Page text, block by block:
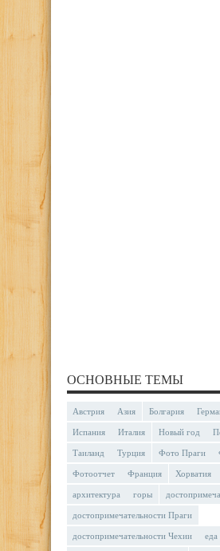
ОСНОВНЫЕ ТЕМЫ
Австрия Азия Болгария
Испания Италия Новый год
Таиланд Турция Фото Праги
Фотоотчет Франция Хорватия
архитектура горы
достопримечательности Праги
достопримечательности Чехии еда